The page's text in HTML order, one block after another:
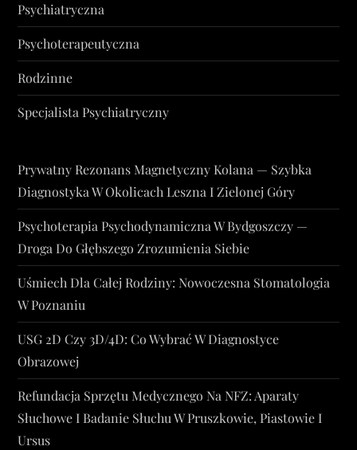
Psychiatryczna
Psychoterapeutyczna
Rodzinne
Specjalista Psychiatryczny
Prywatny Rezonans Magnetyczny Kolana — Szybka
Diagnostyka W Okolicach Leszna I Zielonej Góry
Psychoterapia Psychodynamiczna W Bydgoszczy —
Droga Do Głębszego Zrozumienia Siebie
Uśmiech Dla Całej Rodziny: Nowoczesna Stomatologia
W Poznaniu
USG 2D Czy 3D/4D: Co Wybrać W Diagnostyce
Obrazowej
Refundacja Sprzętu Medycznego Na NFZ: Aparaty
Słuchowe I Badanie Słuchu W Pruszkowie, Piastowie I
Ursus